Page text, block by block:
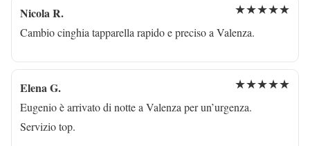
Nicola R. ★★★★★
Cambio cinghia tapparella rapido e preciso a Valenza.
Elena G. ★★★★★
Eugenio è arrivato di notte a Valenza per un’urgenza.
Servizio top.